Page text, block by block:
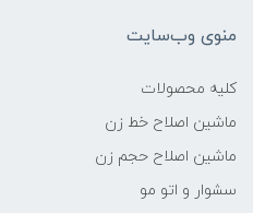
منوی وب‌سایت
کلیه محصولات
ماشین اصلاح خط زن
ماشین اصلاح حجم زن
سشوار و اتو مو